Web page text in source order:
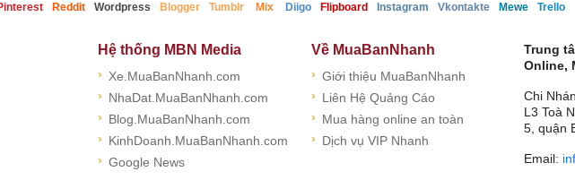
Reddit Wordpress Blogger Tumblr Mix Diigo Flipboard Instagram Vkontakte Mewe Trello
Hệ thống MBN Media
› Xe.MuaBanNhanh.com
› NhaDat.MuaBanNhanh.com
› Blog.MuaBanNhanh.com
› KinhDoanh.MuaBanNhanh.com
› Google News
Về MuaBanNhanh
› Giới thiệu MuaBanNhanh
› Liên Hệ Quảng Cáo
› Mua hàng online an toàn
› Dịch vụ VIP Nhanh
Trung
Online,
Chi
L3 Toà
5, quận
Email: